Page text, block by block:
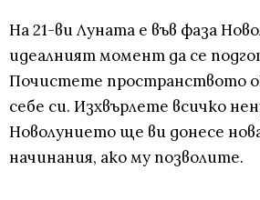
На 21-ви Луната е във фаза
идеалният момент да се
Почистете пространството
себе си. Изхвърлете всичко
Новолунието ще ви донесе
начинания, ако му позволите.